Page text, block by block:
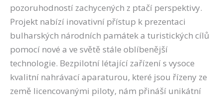
pozoruhodností zachycených z ptačí perspektivy.
Projekt nabízí inovativní přístup k prezentaci
bulharských národních památek a turistických cílů
pomocí nové a ve světě stále oblíbenější
technologie. Bezpilotní létající zařízení s vysoce
kvalitní nahrávací aparaturou, které jsou řízeny ze
země licencovanými piloty, nám přináší unikátní